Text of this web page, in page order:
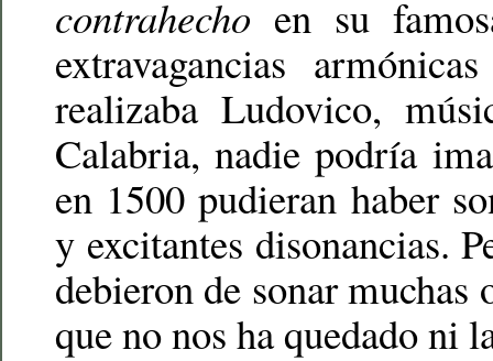
contrahecho en su
extravagancias
realizaba Ludovico,
Calabria, nadie podría
en 1500 pudieran haber
y excitantes disonancias.
debieron de sonar muchas
que no nos ha quedado ni